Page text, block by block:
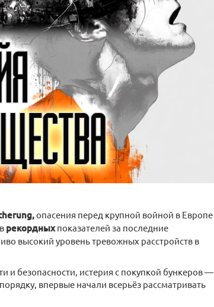
опасения перед крупной войной в Европе
рекордныхпоказателей за последние
высокий уровень тревожных расстройств в
и безопасности, истерия с покупкой бункеров —
впервые начали всерьёз рассматривать